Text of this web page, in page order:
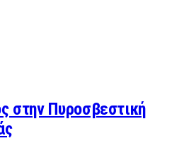
στην Πυροσβεστική